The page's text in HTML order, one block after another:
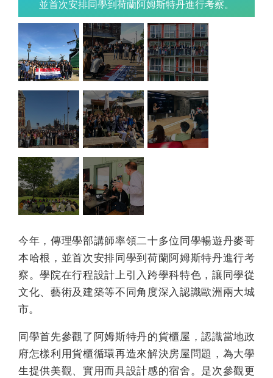
並首次安排同學到荷蘭阿姆斯特丹進行考察。
今年，傳理學部講師率領二十多位同學暢遊丹麥哥
本哈根，並首次安排同學到荷蘭阿姆斯特丹進行考
察。學院在行程設計上引入跨學科特色，讓同學從
文化、藝術及建築等不同角度深入認識歐洲兩大城
市。
同學首先參觀了阿姆斯特丹的貨櫃屋，認識當地政
府怎樣利用貨櫃循環再造來解決房屋問題，為大學
生提供美觀、實用而具設計感的宿舍。是次參觀更